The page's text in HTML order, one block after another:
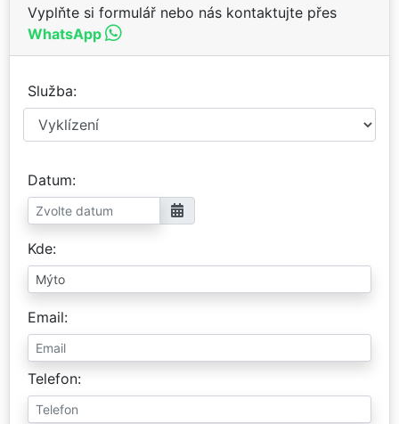
Vyplňte si formulář nebo nás kontaktujte přes
WhatsApp
Služba
Datum
Kde
Email
Telefon